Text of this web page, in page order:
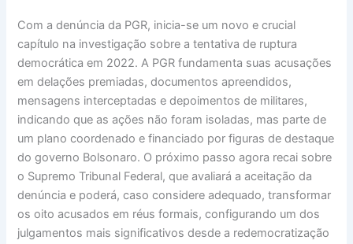
Com a denúncia da PGR, inicia-se um novo e crucial
capítulo na investigação sobre a tentativa de ruptura
democrática em 2022. A PGR fundamenta suas acusações
em delações premiadas, documentos apreendidos,
mensagens interceptadas e depoimentos de militares,
indicando que as ações não foram isoladas, mas parte de
um plano coordenado e financiado por figuras de destaque
do governo Bolsonaro. O próximo passo agora recai sobre
o Supremo Tribunal Federal, que avaliará a aceitação da
denúncia e poderá, caso considere adequado, transformar
os oito acusados em réus formais, configurando um dos
julgamentos mais significativos desde a redemocratização